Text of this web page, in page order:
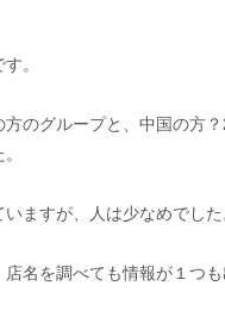
。
方のグループと、中国の方
ますが、人は少なめでした
店名を調べても情報が１つ